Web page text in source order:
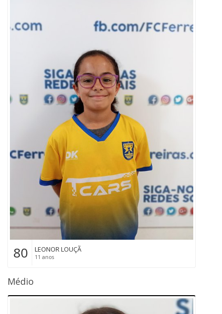
80 LEONOR LOUÇÃ
11 anos
Médio